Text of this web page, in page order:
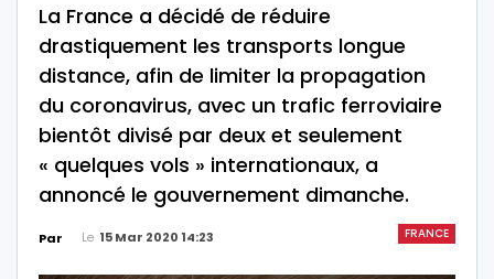
La France a décidé de réduire
drastiquement les transports longue
distance, afin de limiter la propagation
du coronavirus, avec un trafic ferroviaire
bientôt divisé par deux et seulement
« quelques vols » internationaux, a
annoncé le gouvernement dimanche.
FRANCE
Par Le 15 Mar 2020 14:23